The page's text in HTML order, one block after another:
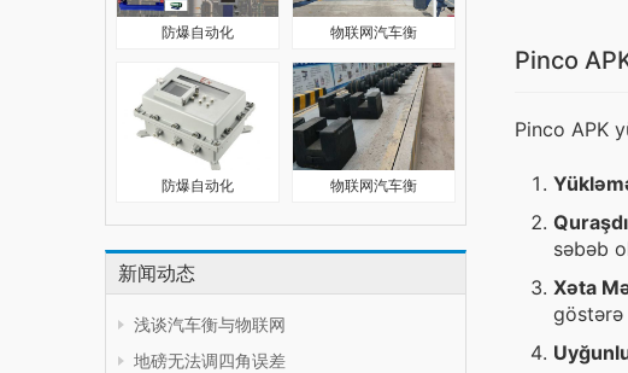
防爆自动化 物联网汽车衡
防爆自动化 物联网汽车衡
新闻动态
浅谈汽车衡与物联网
地磅无法调四角误差
Pinco
Pinco APK
səbəb
Xəta
göstərə